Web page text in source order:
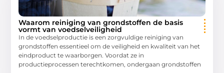
Waarom reiniging van grondstoffen de basis
vormt van voedselveiligheid
In de voedselproductie is een zorgvuldige reiniging van
grondstoffen essentieel om de veiligheid en kwaliteit van het
eindproduct te waarborgen. Voordat ze in
productieprocessen terechtkomen, ondergaan grondstoffen